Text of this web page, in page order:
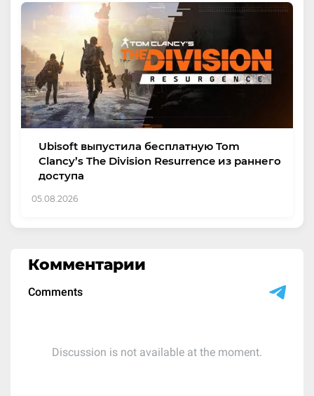
Ubisoft выпустила бесплатную Tom
Clancy’s The Division Resurrence из раннего
доступа
05.08.2026
Комментарии